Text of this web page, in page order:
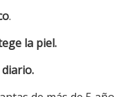
.
la piel.